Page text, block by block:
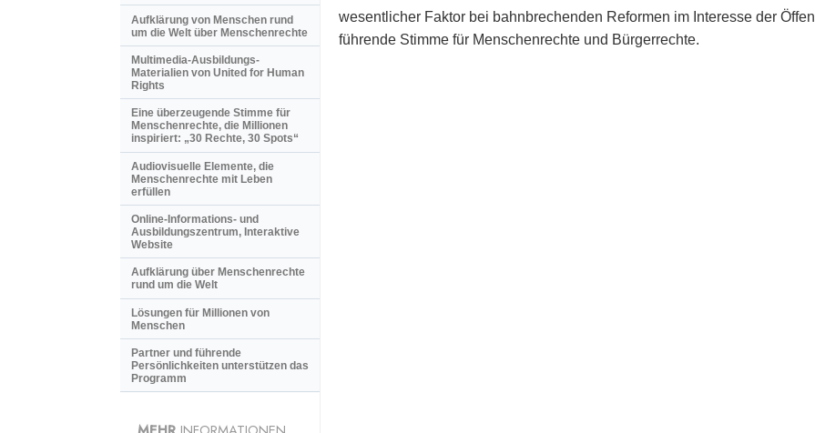
wesentlicher Faktor bei bahnbrechenden Reformen im Interesse der
führende Stimme für Menschenrechte und Bürgerrechte.
Aufklärung von Menschen rund
um die Welt über Menschenrechte
Multimedia-Ausbildungs-
Materialien von United for Human
Rights
Eine überzeugende Stimme für
Menschenrechte, die Millionen
inspiriert: „30 Rechte, 30 Spots“
Audiovisuelle Elemente, die
Menschenrechte mit Leben
erfüllen
Online-Informations- und
Ausbildungszentrum, Interaktive
Website
Aufklärung über Menschenrechte
rund um die Welt
Lösungen für Millionen von
Menschen
Partner und führende
Persönlichkeiten unterstützen das
Programm